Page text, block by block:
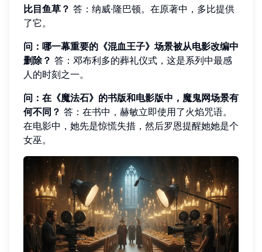
比目鱼草？ 答：纳威·隆巴顿。在原著中，多比提供
了它。
问：哪一幕重要的《混血王子》场景被从电影改编中
删除？ 答：邓布利多的葬礼仪式，这是系列中最感
人的时刻之一。
问：在《魔法石》的书版和电影版中，魔鬼网场景有
何不同？ 答：在书中，赫敏立即使用了火焰咒语。
在电影中，她先是惊慌失措，然后罗恩提醒她她是个
女巫。